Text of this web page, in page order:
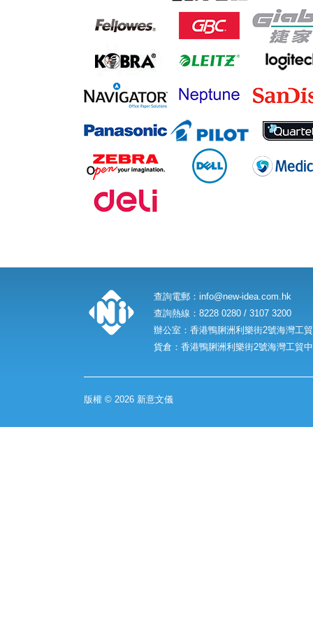
查詢電郵： info@new-idea.com.hk
查詢熱線：8228 0280 / 3107 3200
辦公室：香港鴨脷洲利樂街2號海灣工
貨倉：香港鴨脷洲利樂街2號海灣工貿
版權 © 2026 新意文儀